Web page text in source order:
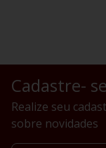
Cadastre-
Realize seu
sobre novidades